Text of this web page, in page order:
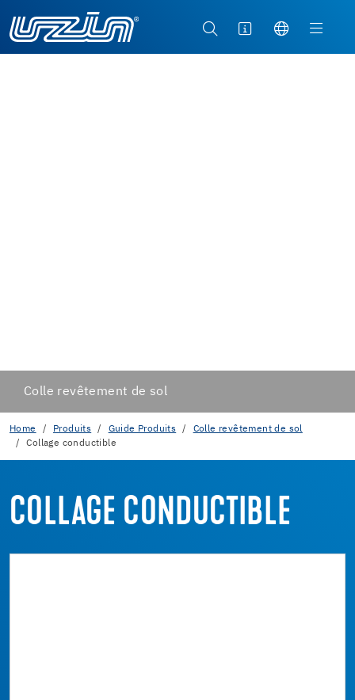
Colle revêtement de sol
Home Produits Guide Produits
Colle revêtement de sol
Collage conductible
COLLAGE CONDUCTIBLE